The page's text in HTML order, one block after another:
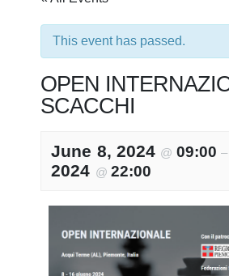
This event has passed.
OPEN
SCACCHI
June 8, 2024 @ 09:00
2024 @ 22:00